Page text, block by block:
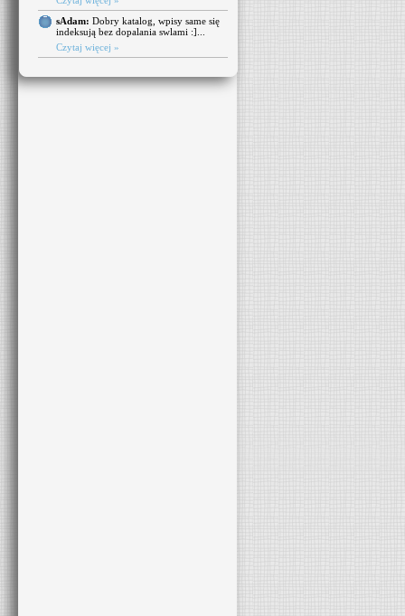
sAdam: Dobry katalog, wpisy same się
indeksują bez dopalania swlami :]...
Czytaj więcej »